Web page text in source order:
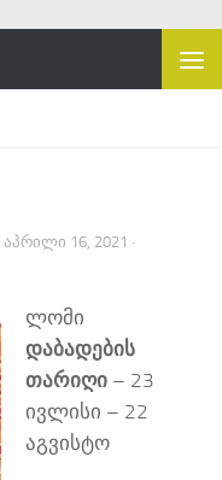
ᲐᲞᲠᲘᲚᲘ 16, 2021 ·
ლომი
დაბადების
თარიღი – 23
ივლისი – 22
აგვისტო